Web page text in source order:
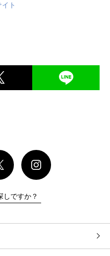
ト
しですか？